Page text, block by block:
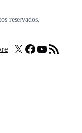
reservados.
X Facebook
Youtube
Feed RSS